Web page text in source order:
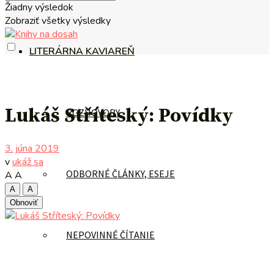
LITERÁRNA KAVIAREŇ
ROZHOVORY
ODBORNÉ ČLÁNKY, ESEJE
NEPOVINNÉ ČÍTANIE
Žiadny výsledok
Zobraziť všetky výsledky
Lukáš Stříteský: Povídky
3. júna 2019
vukáž sa
A A
A
A
Obnoviť